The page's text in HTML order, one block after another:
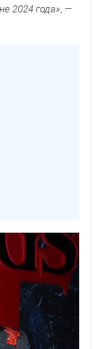
2024 года», —